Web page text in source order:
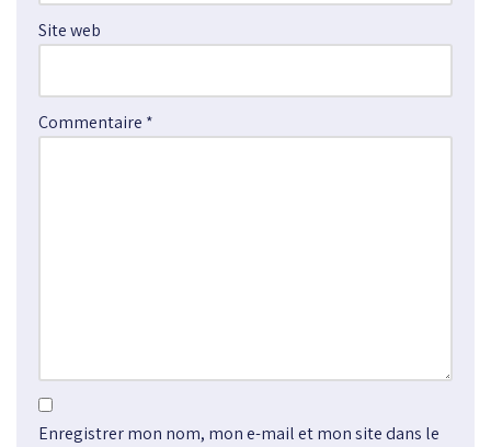
Site web
Commentaire *
Enregistrer mon nom, mon e-mail et mon site dans le
e
: